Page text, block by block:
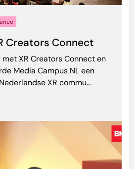
Creators Connect
XR Creators Connect en
Media Campus NL een
XR commu...